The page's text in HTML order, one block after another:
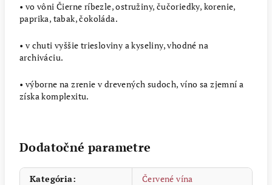
• vo vôni Čierne ríbezle, ostružiny, čučoriedky, korenie,
paprika, tabak, čokoláda.
• v chuti vyššie triesloviny a kyseliny, vhodné na
archiváciu.
• výborne na zrenie v drevených sudoch, víno sa zjemní a
získa komplexitu.
Dodatočné parametre
Kategória:
Červené vína